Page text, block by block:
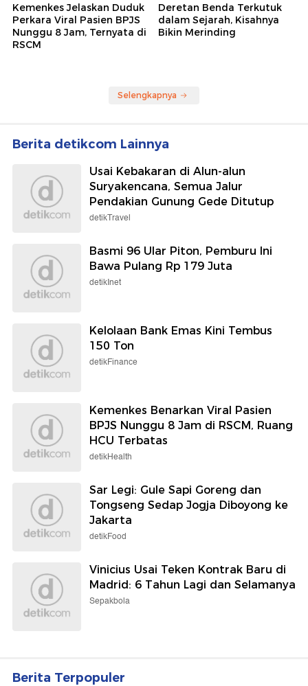
Kemenkes Jelaskan Duduk
Perkara Viral Pasien BPJS
Nunggu 8 Jam, Ternyata di
RSCM
Deretan Benda Terkutuk
dalam Sejarah, Kisahnya
Bikin Merinding
Selengkapnya
Berita detikcom Lainnya
Usai Kebakaran di Alun-alun
Suryakencana, Semua Jalur
Pendakian Gunung Gede Ditutup
detikTravel
Basmi 96 Ular Piton, Pemburu Ini
Bawa Pulang Rp 179 Juta
detikInet
Kelolaan Bank Emas Kini Tembus
150 Ton
detikFinance
Kemenkes Benarkan Viral Pasien
BPJS Nunggu 8 Jam di RSCM, Ruang
HCU Terbatas
detikHealth
Sar Legi: Gule Sapi Goreng dan
Tongseng Sedap Jogja Diboyong ke
Jakarta
detikFood
Vinicius Usai Teken Kontrak Baru di
Madrid: 6 Tahun Lagi dan Selamanya
Sepakbola
Berita Terpopuler